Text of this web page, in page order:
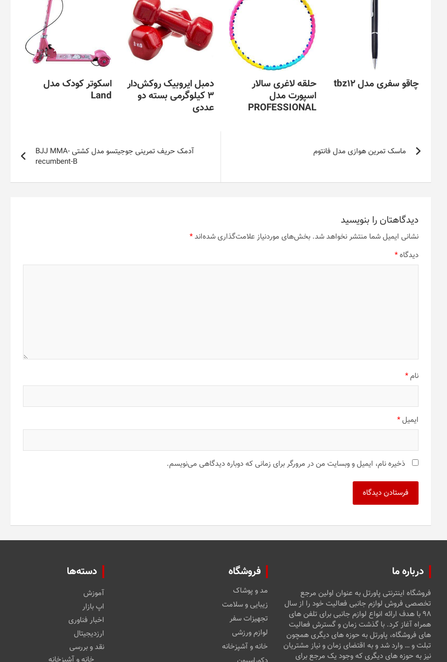
چاقو سفری مدل tbz12
حلقه لاغری سالار
اسپورت مدل
PROFESSIONAL
دمبل ایروبیک روکش‌دار
3 کیلوگرمی بسته دو
عددی
اسکوتر کودک مدل
Land
راهبری
نوشتهماسک تمرین هوازی مدل فانتوم
آدمک حریف تمرینی جوجیتسو مدل کشتی BJJ MMA-
recumbent-B
دیدگاهتان را بنویسید
نشانی ایمیل شما منتشر نخواهد شد. بخش‌های موردنیاز علامت‌گذاری شده‌اند*
دیدگاه*
نام*
ایمیل*
ذخیره نام، ایمیل و وبسایت من در مرورگر برای زمانی که دوباره دیدگاهی می‌نویسم.
درباره ما
فروشگاه اینترنتی پاورتل به عنوان اولین مرجع
تخصصی فروش لوازم جانبی فعالیت خود را از سال
۹۸ با هدف ارائه انواع لوازم جانبی برای تلفن های
همراه آغاز کرد. با گذشت زمان و گسترش فعالیت
های فروشگاه، پاورتل به حوزه های دیگری همچون
تبلت و … وارد شد و به اقتضای زمان و نیاز مشتریان
نیز به حوزه های دیگری که وجود یک مرجع برای
فروشگاه
مد و پوشاک
زیبایی و سلامت
تجهیزات سفر
لوازم ورزشی
خانه و آشپزخانه
دسته‌ها
آموزش
اپ بازار
اخبار فناوری
ارزدیجیتال
نقد و بررسی